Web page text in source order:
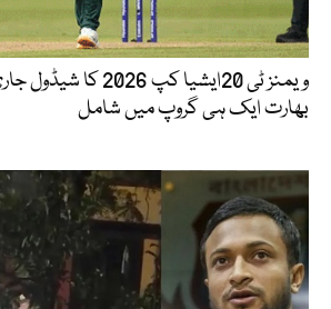
ویمنز ٹی 20ایشیا کپ
بھارت ایک ہی گروپ میں شامل